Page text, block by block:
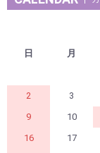
日 月
2
3
9
10
16
17